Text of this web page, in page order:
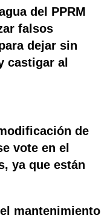
del PPRM
falsos
dejar sin
castigar al
de
vote en el
ya que están
mantenimiento